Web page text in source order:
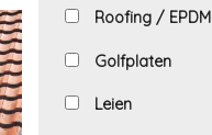
Roofing / EPDM
Golfplaten
Leien